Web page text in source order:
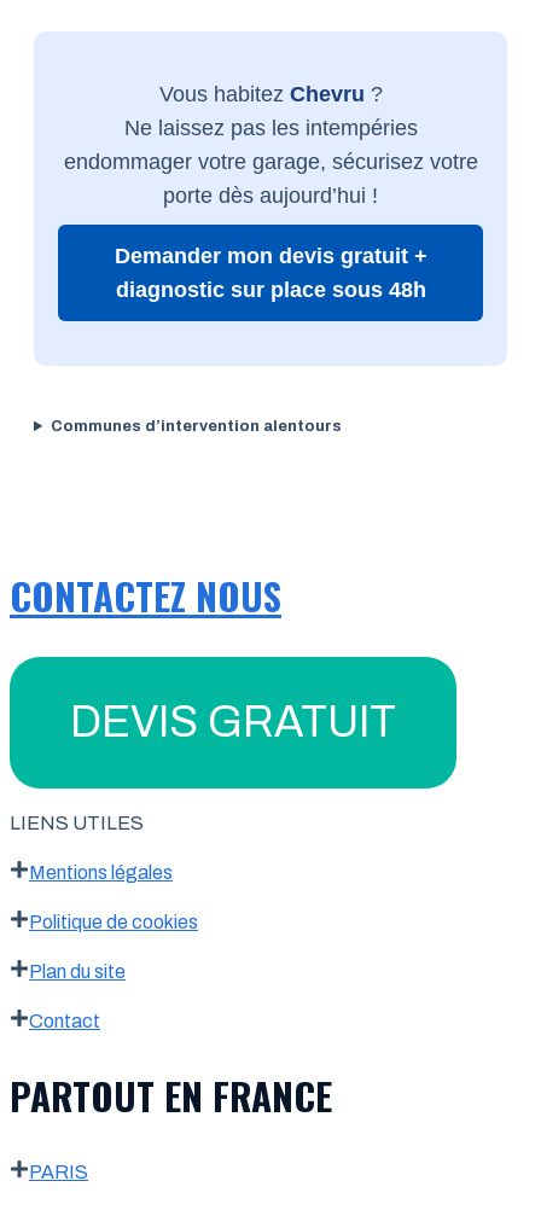
Vous habitez Chevru ?
Ne laissez pas les intempéries
endommager votre garage, sécurisez votre
porte dès aujourd’hui !
Demander mon devis gratuit +
diagnostic sur place sous 48h
Communes d’intervention alentours
CONTACTEZ NOUS
DEVIS GRATUIT
LIENS UTILES
Mentions légales
Politique de cookies
Plan du site
Contact
PARTOUT EN FRANCE
PARIS